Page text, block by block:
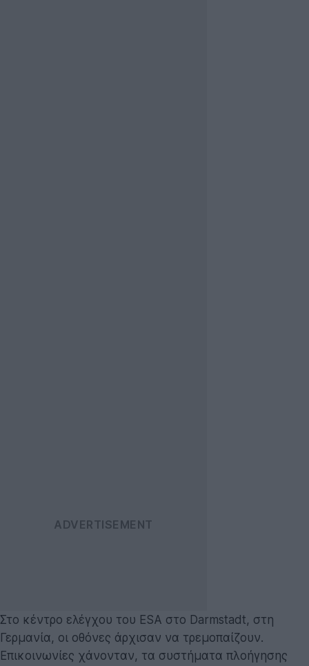
Στο κέντρο ελέγχου του ESA στο Darmstadt, στη
Γερμανία, οι οθόνες άρχισαν να τρεμοπαίζουν.
Επικοινωνίες χάνονταν, τα συστήματα πλοήγησης